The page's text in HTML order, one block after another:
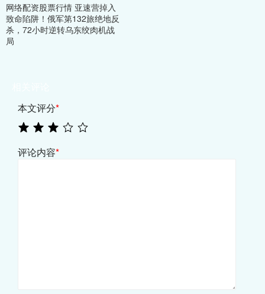
网络配资股票行情 亚速营掉入
致命陷阱！俄军第132旅绝地反
杀，72小时逆转乌东绞肉机战
局
本文评分*
评论内容*